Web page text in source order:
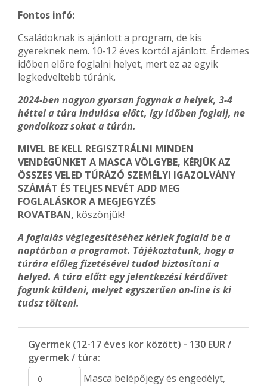
Fontos infó:
Családoknak is ajánlott a program, de kis
gyereknek nem. 10-12 éves kortól ajánlott. Érdemes
időben előre foglalni helyet, mert ez az egyik
legkedveltebb túránk.
2024-ben nagyon gyorsan fogynak a helyek, 3-4
héttel a túra indulása előtt, így időben foglalj, ne
gondolkozz sokat a túrán.
MIVEL BE KELL REGISZTRÁLNI MINDEN
VENDÉGÜNKET A MASCA VÖLGYBE, KÉRJÜK AZ
ÖSSZES VELED TÚRÁZÓ SZEMÉLYI IGAZOLVÁNY
SZÁMÁT ÉS TELJES NEVÉT ADD MEG
FOGLALÁSKOR A MEGJEGYZÉS
ROVATBAN, köszönjük!
A foglalás véglegesítéséhez kérlek foglald be a
naptárban a programot. Tájékoztatunk, hogy a
túrára előleg fizetésével tudod biztosítani a
helyed. A túra előtt egy jelentkezési kérdőívet
fogunk küldeni, melyet egyszerűen on-line is ki
tudsz tölteni.
Gyermek (12-17 éves kor között) - 130 EUR /
gyermek / túra:
Masca belépőjegy és engedélyt,